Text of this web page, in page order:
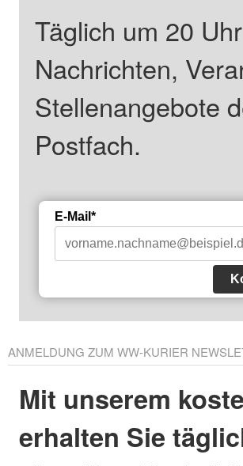
Täglich um 20
Nachrichten,
Stellenangebote
Postfach.
E-Mail*
ANMELDUNG ZUM WW-KURIER
Mit unserem
erhalten Sie